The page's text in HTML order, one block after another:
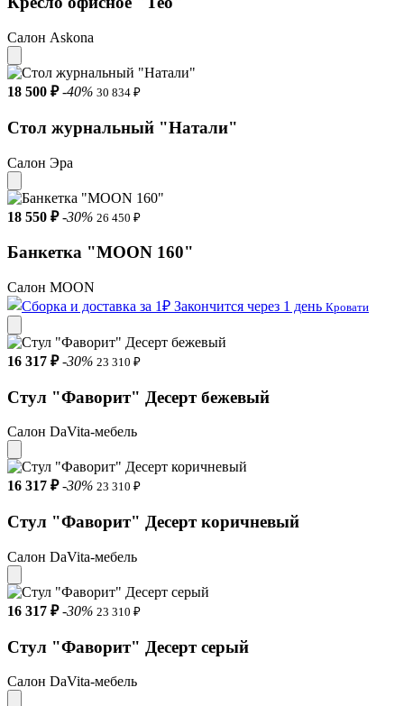
Салон Askona
18 500 ₽ -40% 30 834 ₽
Стол журнальный "Натали"
Салон Эра
18 550 ₽ -30% 26 450 ₽
Банкетка "MOON 160"
Салон MOON
Закончится через 1 день Кровати
16 317 ₽ -30% 23 310 ₽
Стул "Фаворит" Десерт бежевый
Салон DaVita-мебель
16 317 ₽ -30% 23 310 ₽
Стул "Фаворит" Десерт коричневый
Салон DaVita-мебель
16 317 ₽ -30% 23 310 ₽
Стул "Фаворит" Десерт серый
Салон DaVita-мебель